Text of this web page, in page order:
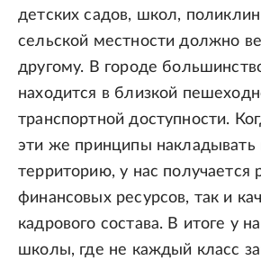
детских садов, школ,
сельской местности должно
другому. В городе
находится в близкой
транспортной доступности.
эти же принципы накладывать
территорию, у нас получается
финансовых ресурсов, так и
кадрового состава. В итоге у
школы, где не каждый класс